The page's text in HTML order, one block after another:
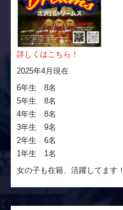
詳しくはこちら！
2025年4月現在
6年生 8名
5年生 8名
4年生 8名
3年生 9名
2年生 6名
1年生 1名
女の子も在籍、活躍してます！